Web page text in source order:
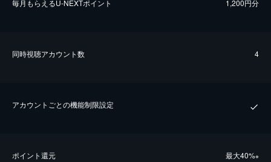
毎⽉もらえるU-NEXTポイント 1,200円分
同時視聴アカウント数 4
アカウントごとの機能制限設定
ポイント還元 最⼤40%※